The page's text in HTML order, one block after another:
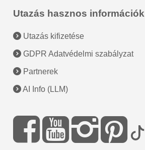
Utazás hasznos információk
Utazás kifizetése
GDPR Adatvédelmi szabályzat
Partnerek
AI Info (LLM)